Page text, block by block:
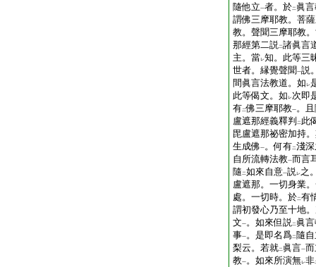
隨他立一者。於二 眞
謂佛三摩耶教。菩
教。聲聞三摩耶教
那經第二説二諸眞言
主。當レ知。此等三
世者。縁覺聲聞一説
間眞言法教道。如 レ
此等偈文。如 レ次即
有二佛三摩耶教一。
盧遮那經義釋判
二 此
毘盧遮那祕密加持
生成佛一。何有二淺
自所流轉法教一而言
隨 二如來自意一説レ之
盧遮那。一切身業
處。一切時。於二有
謂初發心乃至十地
文一。如來但説二 眞
事一。是即名爲二 隨
梨云。若就二 眞言一
教一。如來所演無レ非